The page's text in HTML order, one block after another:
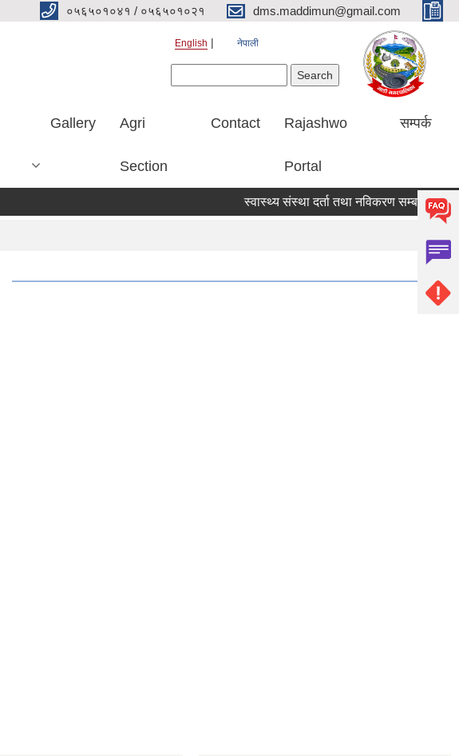
०५६५०१०४१ / ०५६५०१०२१ dms.maddimun@gmail.com
English नेपाली
Gallery Agri
Section
Contact Rajashwo
Portal
सम्पर्क
स्वास्थ्य संस्था दर्ता तथा नविकरण सम्बन्धी सूचना